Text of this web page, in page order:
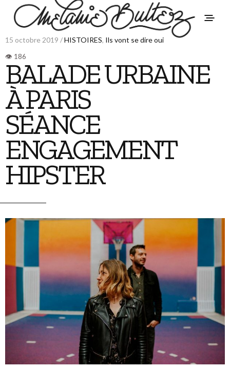
15 octobre 2019 /HISTOIRES, Ils vont se dire oui
BALADE URBAINE
À PARIS
SÉANCE
ENGAGEMENT
HIPSTER